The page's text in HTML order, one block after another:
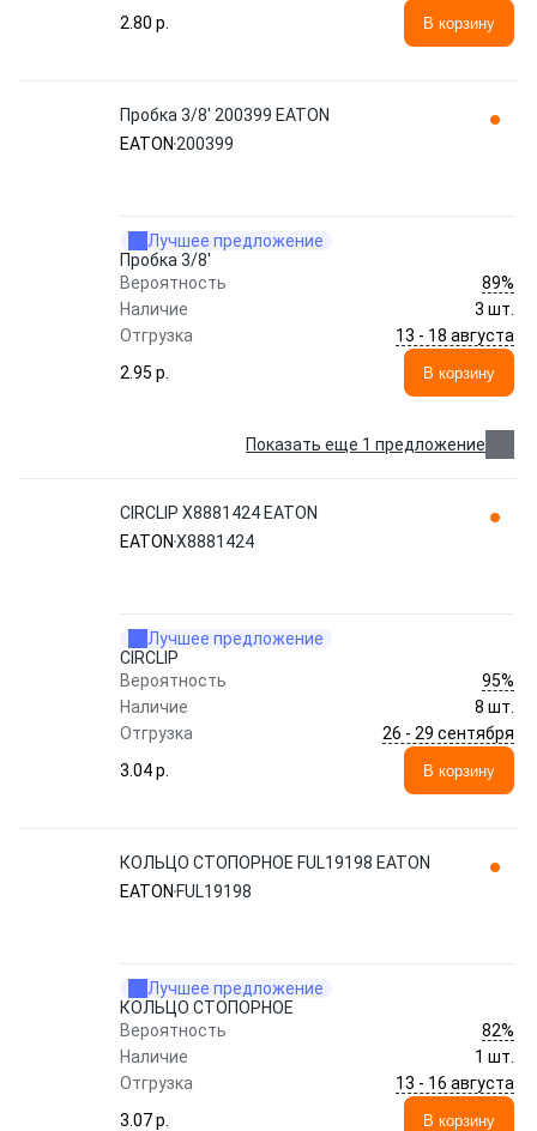
2.80 p. В корзину
Пробка 3/8' 200399 EATON
EATON 200399
Лучшее предложение
Пробка 3/8'
Вероятность
89%
Наличие
3 шт.
Отгрузка
13 - 18 августа
2.95 p.
В корзину
Показать еще 1 предложение
CIRCLIP X8881424 EATON
EATON X8881424
Лучшее предложение
CIRCLIP
Вероятность
95%
Наличие
8 шт.
Отгрузка
26 - 29 сентября
3.04 p.
В корзину
КОЛЬЦО СТОПОРНОЕ FUL19198 EATON
EATON FUL19198
Лучшее предложение
КОЛЬЦО СТОПОРНОЕ
Вероятность
82%
Наличие
1 шт.
Отгрузка
13 - 16 августа
3.07 p.
В корзину